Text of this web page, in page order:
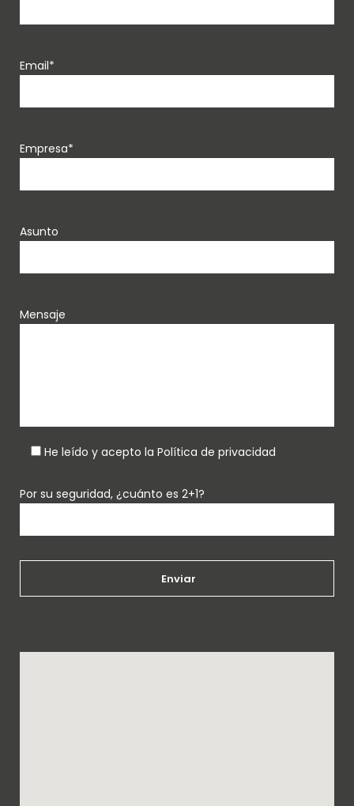
Email*
Empresa*
Asunto
Mensaje
He leído y acepto la Política de privacidad
Por su seguridad, ¿cuánto es 2+1?
Enviar